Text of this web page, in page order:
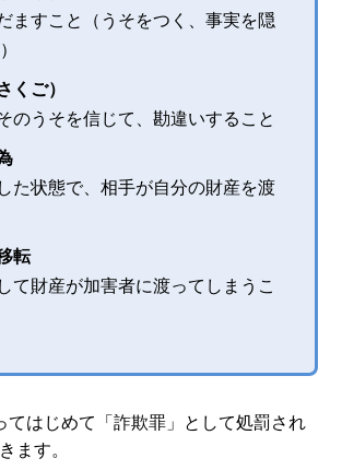
ますこと（うそをつく、事実を隠
くご）
のうそを信じて、勘違いすること
た状態で、相手が自分の財産を渡
転
て財産が加害者に渡ってしまうこ
てはじめて「詐欺罪」として処罰され
ます。